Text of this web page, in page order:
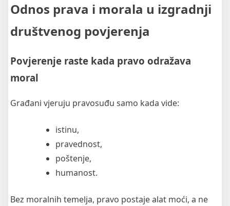
Odnos prava i morala u izgradnji
društvenog povjerenja
Povjerenje raste kada pravo odražava
moral
Građani vjeruju pravosuđu samo kada vide:
istinu,
pravednost,
poštenje,
humanost.
Bez moralnih temelja, pravo postaje alat moći, a ne